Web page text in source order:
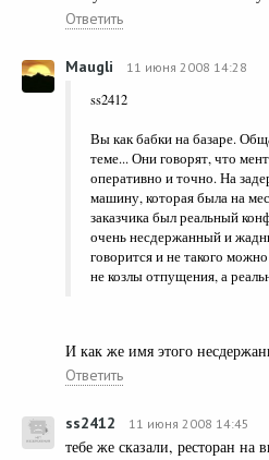
Ответить
Maugli 11 июня 2008 14:28
ss2412
Вы как бабки на базаре.
теме... Они говорят, что
оперативно и точно. На
машину, которая была на
заказчика был реальный
очень несдержанный и
говорится и не такого
не козлы отпущения, а
И как же имя этого
Ответить
ss2412 11 июня 2008 14:45
тебе же сказали, ресторан на